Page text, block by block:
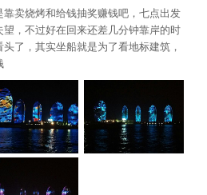
卖烧烤和给钱抽奖赚钱吧，七点出发
，不过好在回来还差几分钟靠岸的时
了，其实坐船就是为了看地标建筑，